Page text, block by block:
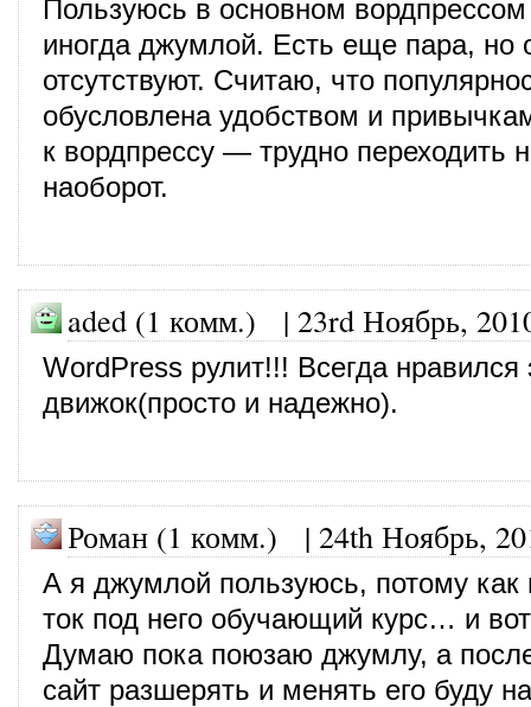
Пользуюсь в основном
иногда джумлой. Есть еще пара, но
отсутствуют. Считаю, что
обусловлена удобством и
к вордпрессу — трудно переходить
наоборот.
aded (1 комм.) | 23rd Ноябрь,
WordPress рулит!!! Всегда нравился
движок(просто и надежно).
Роман (1 комм.) | 24th Ноябрь,
А я джумлой пользуюсь, потому как
ток под него обучающий курс… и
Думаю пока поюзаю джумлу, а
сайт разшерять и менять его буду